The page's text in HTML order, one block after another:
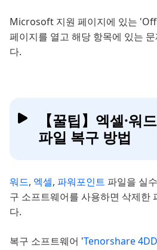
Microsoft 지원 페이지에 있는
페이지를 열고 해당 항목에 있는
다.
【꿀팁】엑셀·워
파일 복구 방법
워드, 엑셀, 파워포인트 파일을 실
구 소프트웨어를 사용하면 삭제한
다.
복구 소프트웨어 'Tenorshare